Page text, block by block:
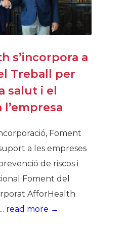
s’incorpora a
Treball per
salut i el
l’empresa
Foment
a les empreses
de riscos i
Foment del
AfforHealth
read more →